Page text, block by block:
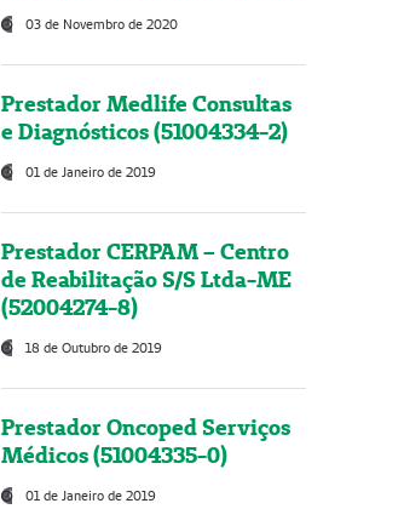
03 de Novembro de 2020
Prestador Medlife Consultas
e Diagnósticos (51004334-2)
01 de Janeiro de 2019
Prestador CERPAM – Centro
de Reabilitação S/S Ltda-ME
(52004274-8)
18 de Outubro de 2019
Prestador Oncoped Serviços
Médicos (51004335-0)
01 de Janeiro de 2019